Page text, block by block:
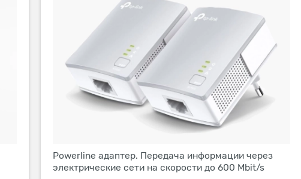
Powerline адаптер. Передача информации через
электрические сети на скорости до 600 Mbit/s